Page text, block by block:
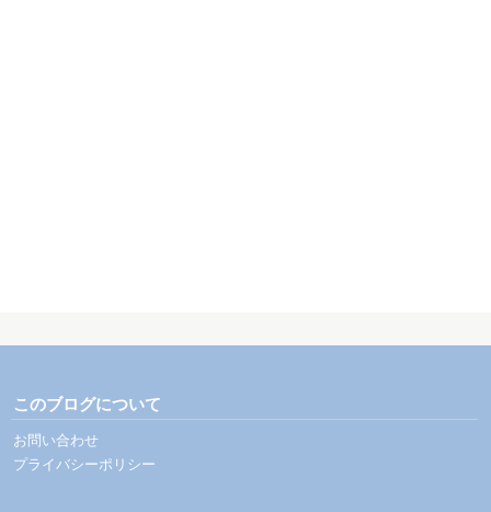
このブログについて
お問い合わせ
プライバシーポリシー